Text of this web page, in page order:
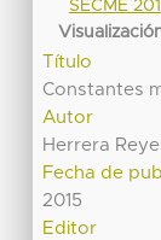
SECME
Título
Constantes
Autor
Herrera
Fecha de
2015
Editor